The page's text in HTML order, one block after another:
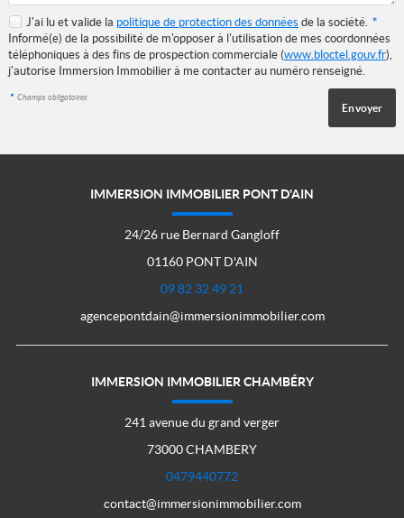
J'ai lu et valide la politique de protection des données de la société. *
Informé(e) de la possibilité de m'opposer à l'utilisation de mes coordonnées
téléphoniques à des fins de prospection commerciale (www.bloctel.gouv.fr),
j'autorise Immersion Immobilier à me contacter au numéro renseigné.
* Champs obligatoires
IMMERSION IMMOBILIER PONT D'AIN
24/26 rue Bernard Gangloff
01160 PONT D'AIN
09 82 32 49 21
agencepontdain@immersionimmobilier.com
IMMERSION IMMOBILIER CHAMBÉRY
241 avenue du grand verger
73000 CHAMBERY
0479440772
contact@immersionimmobilier.com